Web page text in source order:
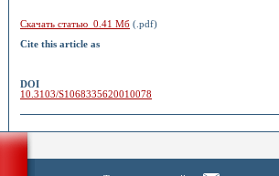
Скачать статью 0.41 Мб (.pdf)
Cite this article as
DOI
10.3103/S1068335620010078